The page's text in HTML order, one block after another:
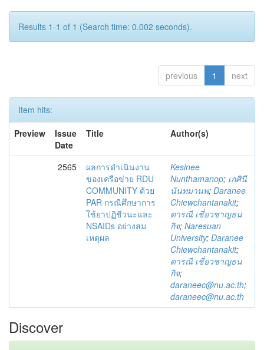
Results 1-1 of 1 (Search time: 0.002 seconds).
previous 1 next
Item hits:
Preview
Issue
Date
Title Author(s)
2565
ผลการดำเนินงาน
ของเครือข่าย RDU
COMMUNITY ด้วย
PAR กรณีศึกษาการ
ใช้ยาปฏิชีวนะและ
NSAIDs อย่างสม
เหตุผล
Kesinee
Nunthamanop; เกศินี
นันทมานพ; Daranee
Chiewchantanakit;
ดารณี เชี่ยวชาญธน
กิจ; Naresuan
University; Daranee
Chiewchantanakit;
ดารณี เชี่ยวชาญธน
กิจ;
daraneec@nu.ac.th;
daraneec@nu.ac.th
Discover